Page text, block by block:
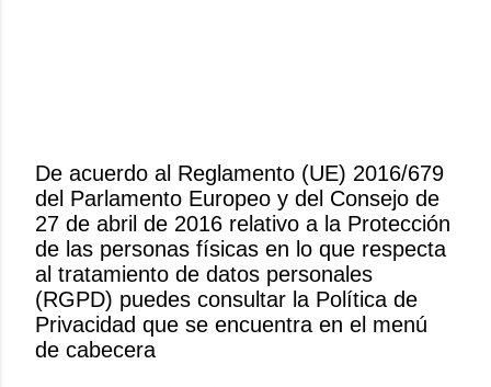
P
u
b
l
i
c
a
De acuerdo al Reglamento (UE) 2016/679
del Parlamento Europeo y del Consejo de
27 de abril de 2016 relativo a la Protección
de las personas físicas en lo que respecta
al tratamiento de datos personales
(RGPD) puedes consultar la Política de
Privacidad que se encuentra en el menú
de cabecera